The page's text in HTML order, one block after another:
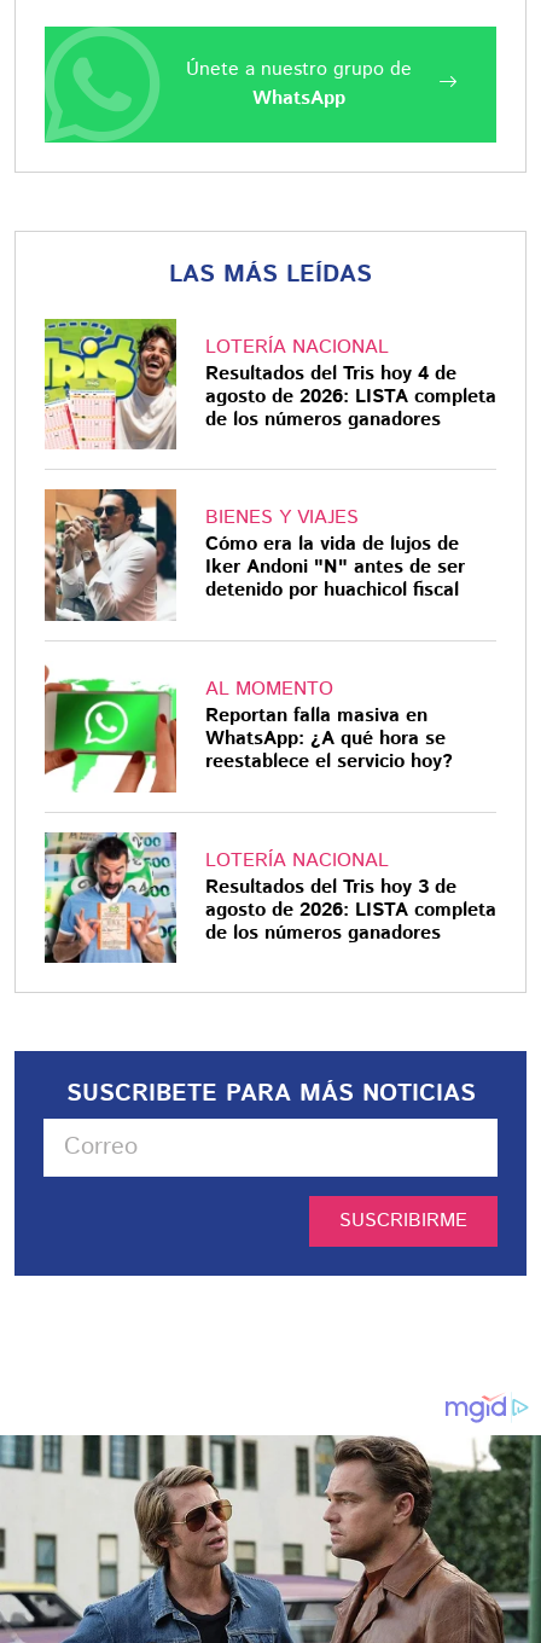
Únete a nuestro grupo de
WhatsApp
LAS MÁS LEÍDAS
LOTERÍA NACIONAL
Resultados del Tris hoy 4 de
agosto de 2026: LISTA completa
de los números ganadores
BIENES Y VIAJES
Cómo era la vida de lujos de
Iker Andoni "N" antes de ser
detenido por huachicol fiscal
AL MOMENTO
Reportan falla masiva en
WhatsApp: ¿A qué hora se
reestablece el servicio hoy?
LOTERÍA NACIONAL
Resultados del Tris hoy 3 de
agosto de 2026: LISTA completa
de los números ganadores
SUSCRIBETE PARA MÁS NOTICIAS
SUSCRIBIRME